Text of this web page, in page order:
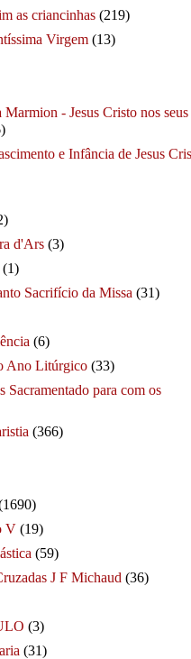
as criancinhas (219)
Virgem (13)
- Jesus Cristo nos seus
e Infância de Jesus
d'Ars (3)
(1)
Sacrifício da Missa (31)
(6)
Ano Litúrgico (33)
Sacramentado para com os
(366)
V (19)
(59)
J F Michaud (36)
(3)
(31)